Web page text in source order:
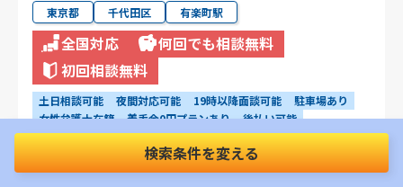
東京都 千代田区 有楽町駅
全国対応
何回でも相談無料
初回相談無料
土日相談可能 夜間対応可能 19時以降面談可能
駐車場あり
女性弁護士在籍
着手金0円プランあり
後払い可能
電話相談可能
WEB・オンライン相談可能
完全個室
事故直後の相談可能
治療中の相談可能 物損事故の相談可能
検索条件を変える